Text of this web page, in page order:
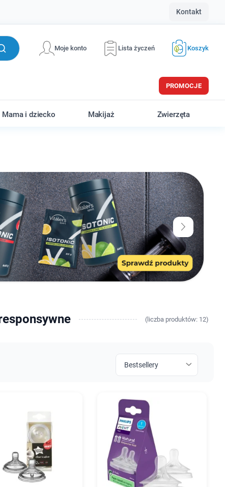
Kontakt
Moje konto Lista życzeń Koszyk
PROMOCJE
Mama i dziecko Makijaż Zwierzęta
( liczba produktów: 12)